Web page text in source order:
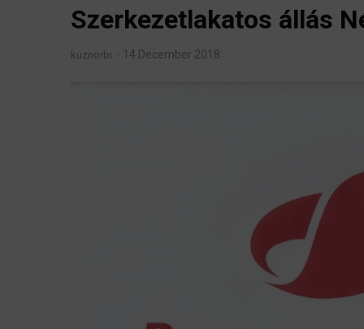
Szerkezetlakatos állás
kuznorbi 14 December 2018